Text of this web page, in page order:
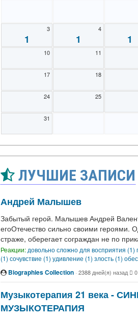
3
1
4
1 1
10 11
17 18
24 25
31
ЛУЧШИЕ ЗАПИСИ
Андрей Малышев
Забытый герой. Малышев Андрей
егоОтечество сильно своими героями.
страже, оберегает сограждан не по
Реакции: довольно сложно для восприятия (1)
(1) сочувствие (1) удивление (1) злость (1)
Biographies Collection · 2388 дней(я) назад 0
Музыкотерапия 21 века -
МУЗЫКОТЕРАПИЯ